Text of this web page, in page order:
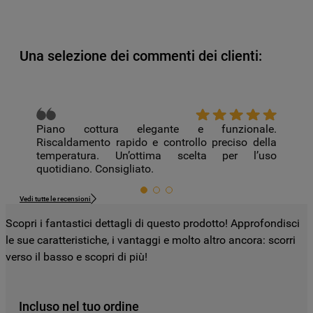
Una selezione dei commenti dei clienti:
Piano cottura elegante e funzionale.
Riscaldamento rapido e controllo preciso della
temperatura. Un’ottima scelta per l’uso
quotidiano. Consigliato.
Vedi tutte le recensioni
Scopri i fantastici dettagli di questo prodotto! Approfondisci
le sue caratteristiche, i vantaggi e molto altro ancora: scorri
verso il basso e scopri di più!
Incluso nel tuo ordine
di Google qui:
di marketing (cookie di profilazione e
marketing) e (iv) per personalizzare il
contenuto editoriale del sito basato
sull'utilizzo del sito stesso da parte
dell'utente, migliorare le funzionalità del
sito e offrire funzionalità specifiche (cookie
come la Società utilizza i cookie o per
modificare le tue preferenze, consulta
l’informativa cookie